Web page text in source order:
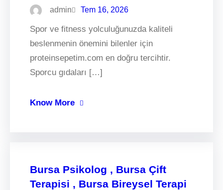
admin Tem 16, 2026
Spor ve fitness yolculuğunuzda kaliteli
beslenmenin önemini bilenler için
proteinsepetim.com en doğru tercihtir.
Sporcu gıdaları […]
Know More
Bursa Psikolog , Bursa Çift
Terapisi , Bursa Bireysel Terapi